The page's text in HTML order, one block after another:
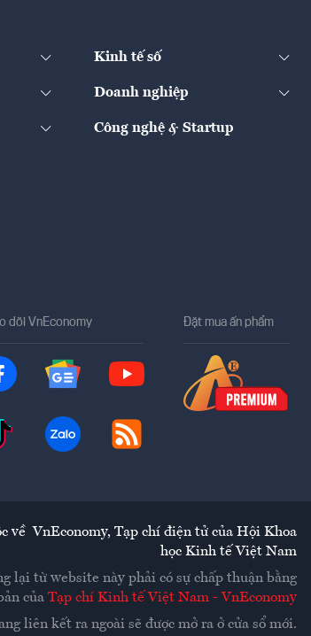
Kinh tế số
Doanh nghiệp
Công nghệ & Startup
dõi VnEconomy Đặt mua ấn phẩm
về VnEconomy, Tạp chí điện tử của Hội Khoa
học Kinh tế Việt Nam
lại từ website này phải có sự chấp thuận bằng
của Tạp chí Kinh tế Việt Nam - VnEconomy
liên kết ra ngoài sẽ được mở ra ở cửa sổ mới.